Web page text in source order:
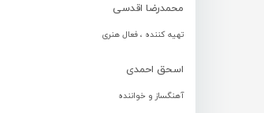
محمدرضا اقدسی
تهیه کننده ، فعال هنری
اسحق احمدی
آهنگساز و خواننده